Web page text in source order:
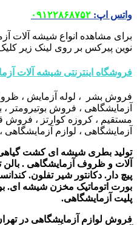
واتس اپ: ۰۹۱۲۲۸۶۸۷۵۲
برای مشاهده انواع شیشه آلات
نوین پیرکس بر روی لینک زیر
فروشگاه اینترنتی شیشه آلات
فروش بشر ، لوله آزمایش ،
آزمایشگاهی ، فروش بوتیرومتر ،
مستقیم ، کروزه کوارتز ، فروش
آزمایشگاهی ، لوازم آزمایشگاهی ، Laboratory Glassware
تولید بطری شیشه ای کشت
آلات و ظروف آزمایشگاهی . بالن
پیچ دار. دکانتور شیر تفلون.
بورت اتوماتیک مخزن شیشه ای.
پلیت آزمایشگاهی.
فروش لوازم آزمایشگاهی در